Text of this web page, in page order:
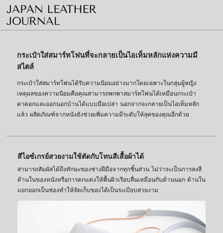
กระเป๋าใส่สมาร์ทโฟนที่จะกลายเป็นไอเท็มหลักแห่งความมี
สไตล์
กระเป๋าใส่สมาร์ทโฟนได้รับความนิยมอย่างมากโดยเฉพาะในกลุ่มผู้หญิง
เหตุผลของความนิยมคือคุณสามารถพกพาสมาร์ทโฟนได้เหมือนกระเป๋า
คาดอกและออกนอกบ้านได้แบบมือเปล่า นอกจากจะกลายเป็นไอเท็มหลัก
แล้ว ผลิตภัณฑ์จากหนังยังช่วยเพิ่มความมีระดับให้ลุคของคุณอีกด้วย
สีไอซ์เกรย์สวยงามใช้ตัดกับโทนสีเสื้อผ้าได้
สามารถสัมผัสได้ถึงทักษะของช่างฝีมือจากทุกชิ้นส่วน ไม่ว่าจะเป็นการลงสี
ด้านในของหนังหรือการตกแต่งให้พื้นผิวเรียบลื่นเหมือนกับด้านนอก ด้านใน
แยกออกเป็นช่องทำให้จัดเก็บของได้เป็นระเบียบสวยงาม